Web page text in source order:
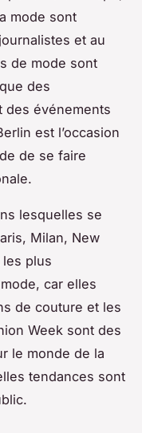
mode sont
et au
de mode sont
des
des événements
est l’occasion
de se faire
lesquelles se
Milan, New
plus
car elles
de couture et les
Week sont des
le monde de la
tendances sont